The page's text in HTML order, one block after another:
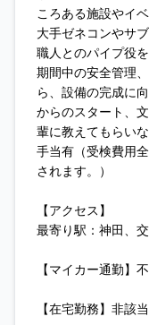
ころある施設やイ
大手ゼネコンやサ
職人とのパイプ役
期間中の安全管理
ら、設備の完成に
からのスタート、
輩に教えてもらい
手当有（受検費用
されます。）
【アクセス】
最寄り駅：神田、
【マイカー通勤】
【在宅勤務】非該当